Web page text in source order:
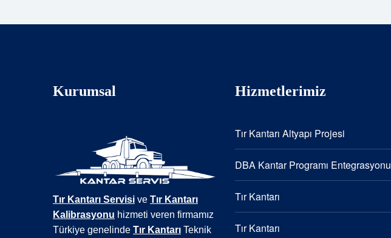
Kurumsal
Tır Kantarı Servisi ve Tır Kantarı
Kalibrasyonu hizmeti veren firmamız
Türkiye genelinde Tır Kantarı Teknik
Hizmetlerimiz
Tır Kantarı Altyapı Projesi
DBA Kantar Programı Entegrasyonu
Tır Kantarı
Tır Kantarı